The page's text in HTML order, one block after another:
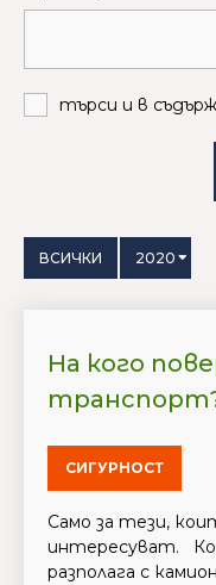
търси и в
ВСИЧКИ 2020
На кого
СИГУРНОСТ
Само за тези,
интересуват.
разполага с